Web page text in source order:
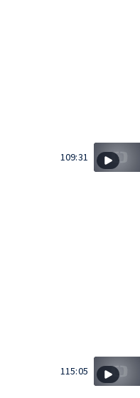
109:31
115:05